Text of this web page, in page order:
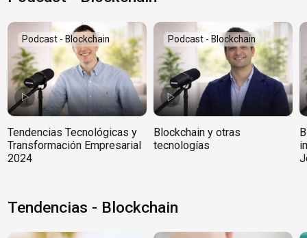
Podcast - Blockchain
Tendencias Tecnológicas y
Transformación Empresarial
2024
Podcast - Blockchain
Blockchain y otras
tecnologías
Tendencias - Blockchain